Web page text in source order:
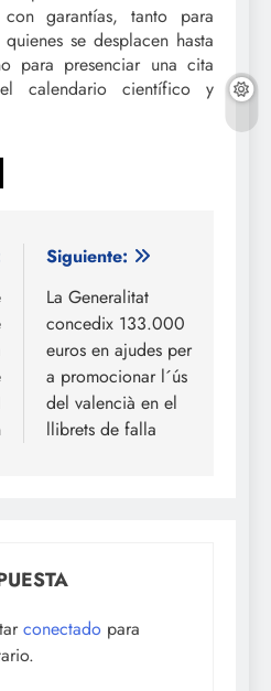
garantías, tanto para
se desplacen hasta
para presenciar una cita
calendario científico y
Siguiente:
La Generalitat
concedix 133.000
euros en ajudes per
a promocionar l´ús
del valencià en el
llibrets de falla
conectado para